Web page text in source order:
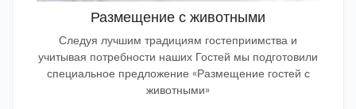
Размещение с животными
Следуя лучшим традициям гостеприимства и
учитывая потребности наших Гостей мы подготовили
специальное предложение «Размещение гостей с
животными»